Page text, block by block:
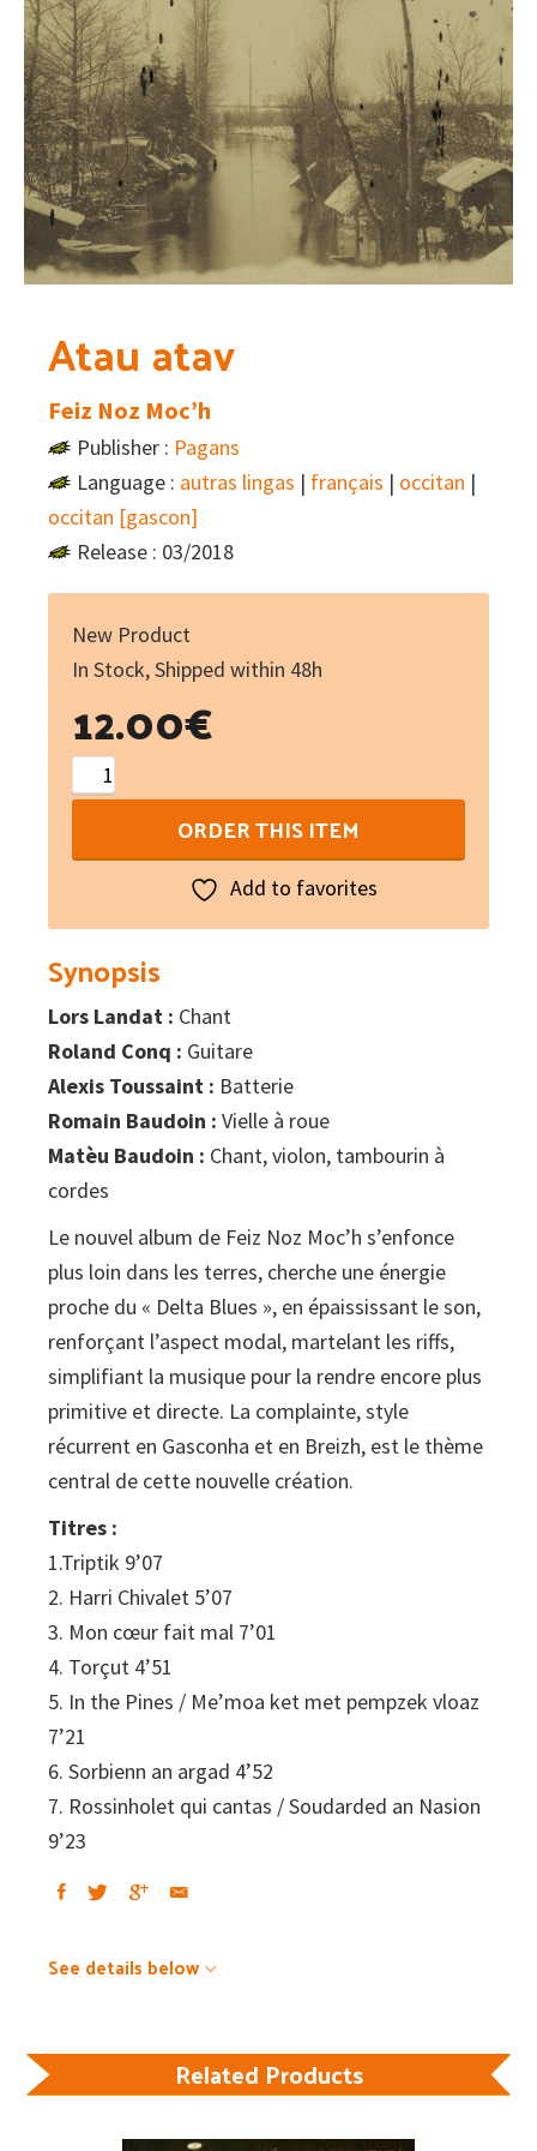
Atau atav
Feiz Noz Moc’h
Publisher : Pagans
Language : autras lingas | français | occitan |
occitan [gascon]
Release : 03/2018
New Product
In Stock, Shipped within 48h
12.00€
Atau
atav
ORDER THIS ITEM
Add to favorites
Synopsis
Lors Landat : Chant
Roland Conq : Guitare
Alexis Toussaint : Batterie
Romain Baudoin : Vielle à roue
Matèu Baudoin : Chant, violon, tambourin à
cordes
Le nouvel album de Feiz Noz Moc’h s’enfonce
plus loin dans les terres, cherche une énergie
proche du « Delta Blues », en épaississant le son,
renforçant l’aspect modal, martelant les riffs,
simplifiant la musique pour la rendre encore plus
primitive et directe. La complainte, style
récurrent en Gasconha et en Breizh, est le thème
central de cette nouvelle création.
Titres :
1.Triptik 9’07
2. Harri Chivalet 5’07
3. Mon cœur fait mal 7’01
4. Torçut 4’51
5. In the Pines / Me’moa ket met pempzek vloaz
7’21
6. Sorbienn an argad 4’52
7. Rossinholet qui cantas / Soudarded an Nasion
9’23
See details below
Related Products